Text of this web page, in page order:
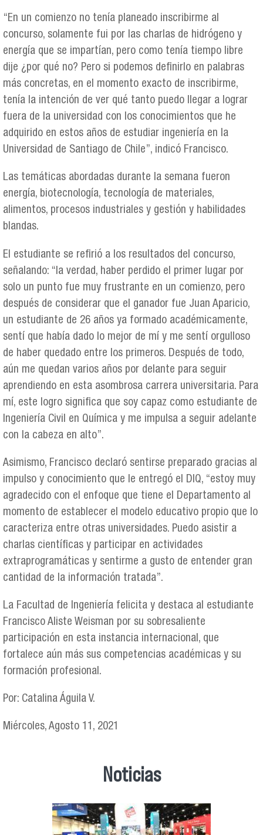
“En un comienzo no tenía planeado inscribirme al
concurso, solamente fui por las charlas de hidrógeno y
energía que se impartían, pero como tenía tiempo libre
dije ¿por qué no? Pero si podemos definirlo en palabras
más concretas, en el momento exacto de inscribirme,
tenía la intención de ver qué tanto puedo llegar a lograr
fuera de la universidad con los conocimientos que he
adquirido en estos años de estudiar ingeniería en la
Universidad de Santiago de Chile”, indicó Francisco.
Las temáticas abordadas durante la semana fueron
energía, biotecnología, tecnología de materiales,
alimentos, procesos industriales y gestión y habilidades
blandas.
El estudiante se refirió a los resultados del concurso,
señalando: “la verdad, haber perdido el primer lugar por
solo un punto fue muy frustrante en un comienzo, pero
después de considerar que el ganador fue Juan Aparicio,
un estudiante de 26 años ya formado académicamente,
sentí que había dado lo mejor de mí y me sentí orgulloso
de haber quedado entre los primeros. Después de todo,
aún me quedan varios años por delante para seguir
aprendiendo en esta asombrosa carrera universitaria. Para
mí, este logro significa que soy capaz como estudiante de
Ingeniería Civil en Química y me impulsa a seguir adelante
con la cabeza en alto”.
Asimismo, Francisco declaró sentirse preparado gracias al
impulso y conocimiento que le entregó el DIQ, “estoy muy
agradecido con el enfoque que tiene el Departamento al
momento de establecer el modelo educativo propio que lo
caracteriza entre otras universidades. Puedo asistir a
charlas científicas y participar en actividades
extraprogramáticas y sentirme a gusto de entender gran
cantidad de la información tratada”.
La Facultad de Ingeniería felicita y destaca al estudiante
Francisco Aliste Weisman por su sobresaliente
participación en esta instancia internacional, que
fortalece aún más sus competencias académicas y su
formación profesional.
Por: Catalina Águila V.
Miércoles, Agosto 11, 2021
Noticias